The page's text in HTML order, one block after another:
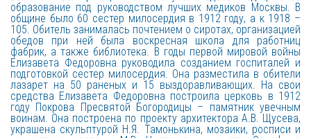
образование под руководством лучших медиков Москвы. В
общине было 60 сестер милосердия в 1912 году, а к 1918 –
105. Обитель занималась почтением о сиротах, организацией
обедов при ней была воскресная школа для работниц
фабрик, а также библиотека. В годы первой мировой войны
Елизавета Федоровна руководила созданием госпиталей и
подготовкой сестер милосердия. Она разместила в обители
лазарет на 50 раненых и 15 выздоравливающих. На свои
средства Елизавета Федоровна построила церковь в 1912
году Покрова Пресвятой Богородицы – памятник увечным
воинам. Она построена по проекту архитектора А.В. Щусева,
украшена скульптурой Н.Я. Тамонькина, мозаики, росписи и